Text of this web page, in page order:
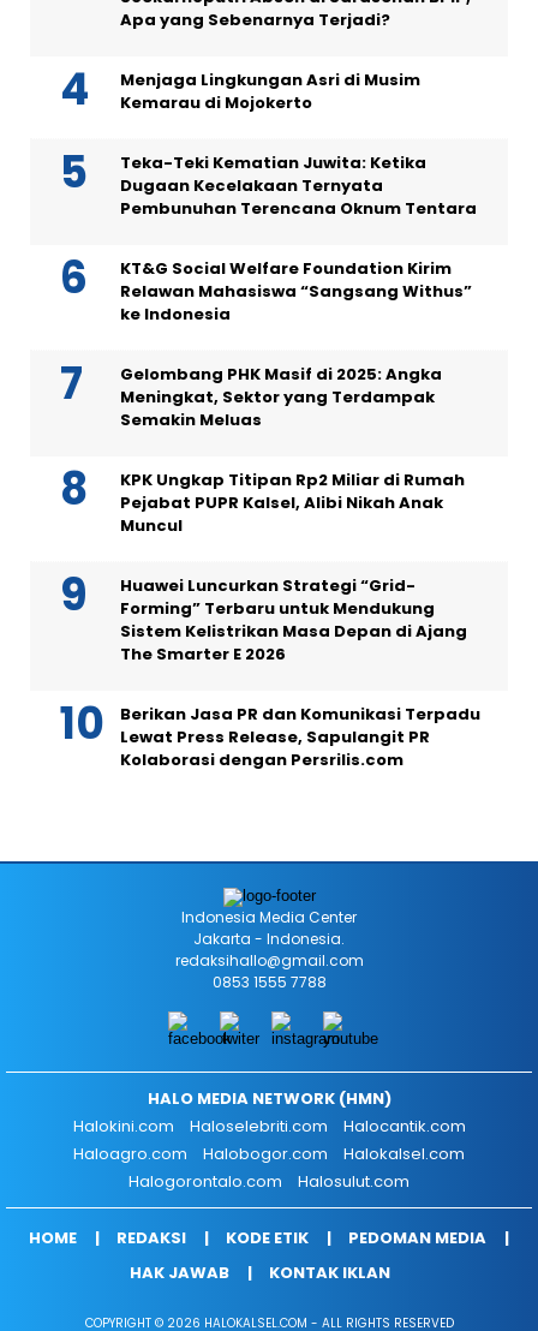
Apa yang Sebenarnya Terjadi?
Menjaga Lingkungan Asri di Musim
Kemarau di Mojokerto
Teka-Teki Kematian Juwita: Ketika
Dugaan Kecelakaan Ternyata
Pembunuhan Terencana Oknum Tentara
KT&G Social Welfare Foundation Kirim
Relawan Mahasiswa “Sangsang Withus”
ke Indonesia
Gelombang PHK Masif di 2025: Angka
Meningkat, Sektor yang Terdampak
Semakin Meluas
KPK Ungkap Titipan Rp2 Miliar di Rumah
Pejabat PUPR Kalsel, Alibi Nikah Anak
Muncul
Huawei Luncurkan Strategi “Grid-
Forming” Terbaru untuk Mendukung
Sistem Kelistrikan Masa Depan di Ajang
The Smarter E 2026
Berikan Jasa PR dan Komunikasi Terpadu
Lewat Press Release, Sapulangit PR
Kolaborasi dengan Persrilis.com
Indonesia Media Center
Jakarta - Indonesia.
redaksihallo@gmail.com
0853 1555 7788
HALO MEDIA NETWORK (HMN)
Halokini.com
Haloselebriti.com
Halocantik.com
Haloagro.com
Halobogor.com
Halokalsel.com
Halogorontalo.com
Halosulut.com
HOME REDAKSI KODE ETIK
PEDOMAN MEDIA
HAK JAWAB
KONTAK IKLAN
COPYRIGHT © 2026 HALOKALSEL.COM - ALL RIGHTS RESERVED